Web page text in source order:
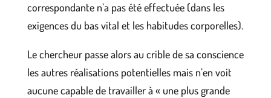
correspondante n’a pas été effectuée (dans les
exigences du bas vital et les habitudes corporelles).
Le chercheur passe alors au crible de sa conscience
les autres réalisations potentielles mais n’en voit
aucune capable de travailler à « une plus grande